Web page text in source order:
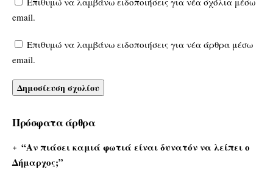
email.
Επιθυμώ να λαμβάνω ειδοποιήσεις για νέα άρθρα μέσω
email.
Πρόσφατα άρθρα
“Αν πιάσει καμιά φωτιά είναι δυνατόν να λείπει ο
Δήμαρχος;”